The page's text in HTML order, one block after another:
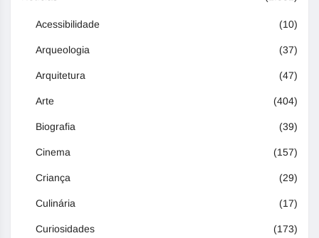
Acessibilidade (10)
Arqueologia (37)
Arquitetura (47)
Arte (404)
Biografia (39)
Cinema (157)
Criança (29)
Culinária (17)
Curiosidades (173)